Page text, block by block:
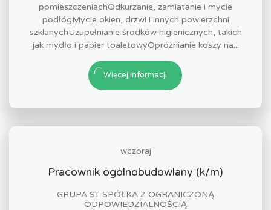
pomieszczeniachOdkurzanie, zamiatanie i mycie
podłógMycie okien, drzwi i innych powierzchni
szklanychUzupełnianie środków higienicznych, takich
jak mydło i papier toaletowyOpróżnianie koszy na...
Więcej informacji
wczoraj
Pracownik ogólnobudowlany (k/m)
GRUPA ST SPÓŁKA Z OGRANICZONĄ
ODPOWIEDZIALNOŚCIĄ